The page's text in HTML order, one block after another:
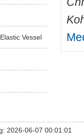
Vessel
2026-06-07 00:01:01